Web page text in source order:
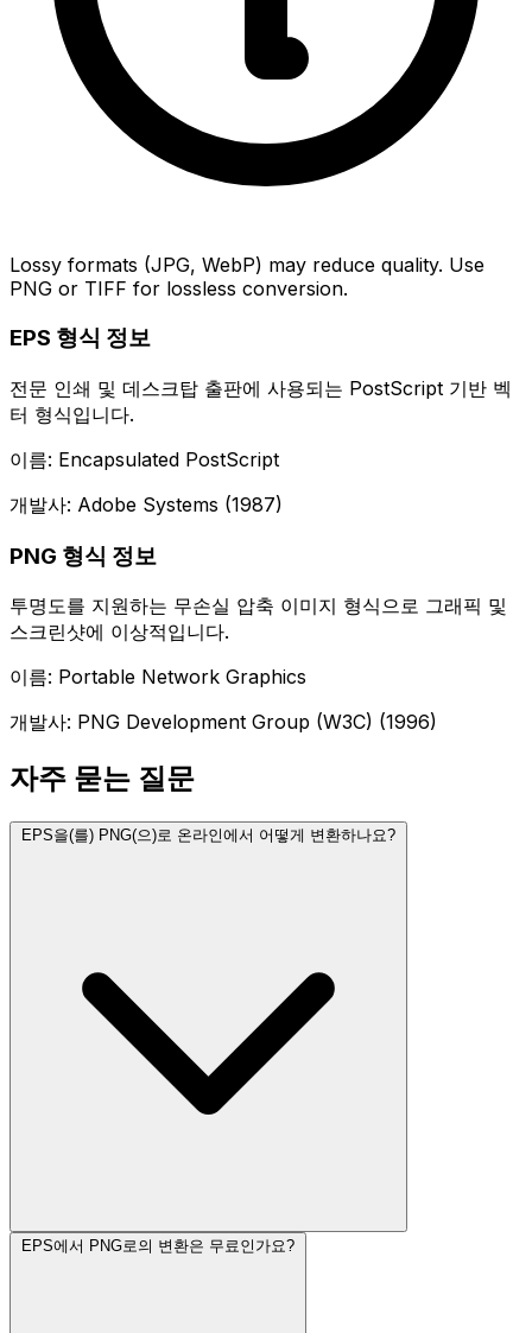
Lossy formats (JPG, WebP) may reduce quality. Use
PNG or TIFF for lossless conversion.
EPS 형식 정보
전문 인쇄 및 데스크탑 출판에 사용되는 PostScript 기반 벡
터 형식입니다.
이름: Encapsulated PostScript
개발사: Adobe Systems (1987)
PNG 형식 정보
투명도를 지원하는 무손실 압축 이미지 형식으로 그래픽 및
스크린샷에 이상적입니다.
이름: Portable Network Graphics
개발사: PNG Development Group (W3C) (1996)
자주 묻는 질문
EPS을(를) PNG(으)로 온라인에서 어떻게 변환하나요?
EPS에서 PNG로의 변환은 무료인가요?